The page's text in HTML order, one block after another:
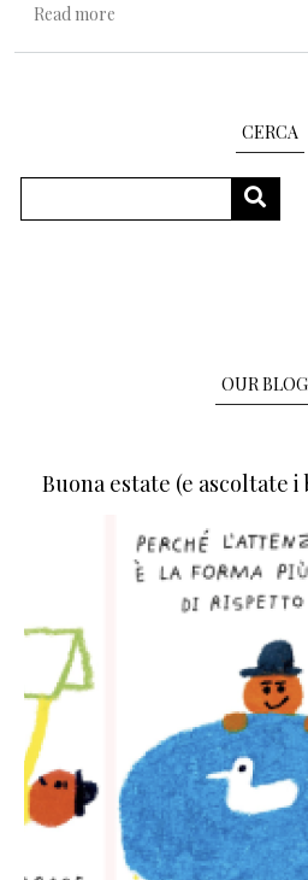
Read more
CERCA
OUR
Buona estate (e ascoltate i